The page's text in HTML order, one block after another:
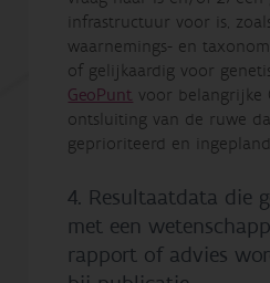
infrastructuur voor is,
waarnemings- en
of gelijkaardig voor
GeoPunt voor belangrijke
ontsluiting van de ruwe
geprioriteerd en
4. Resultaatdata die
met een
rapport of advies